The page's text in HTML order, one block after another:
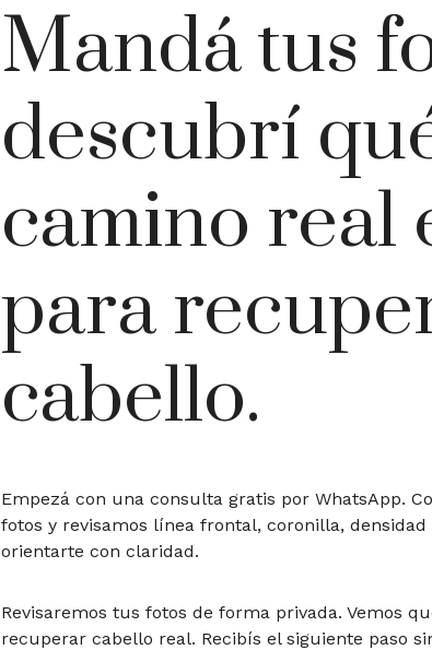
Mandá tus
descubrí
camino real
para
cabello.
Empezá con una consulta gratis por WhatsApp.
fotos y revisamos línea frontal, coronilla,
orientarte con claridad.
Revisaremos tus fotos de forma privada. Vemos
recuperar cabello real. Recibís el siguiente paso